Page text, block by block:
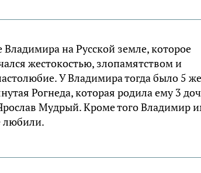
Владимира на Русской земле, которое
жестокостью, злопамятством и
У Владимира тогда было 5
Рогнеда, которая родила ему 3
Мудрый. Кроме того Владимир
любили.